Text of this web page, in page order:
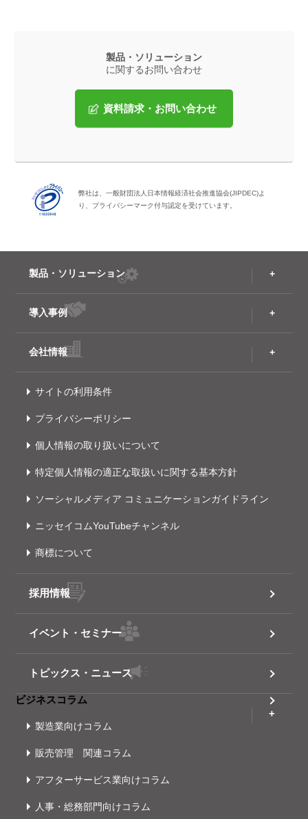
製品・ソリューション
に関するお問い合わせ
資料請求・お問い合わせ
弊社は、一般財団法人日本情報経済社会推進協会(JIPDEC)よ
り、プライバシーマーク付与認定を受けています。
製品・ソリューション
導入事例
会社情報
サイトの利用条件
プライバシーポリシー
個人情報の取り扱いについて
特定個人情報の適正な取扱いに関する基本方針
ソーシャルメディア コミュニケーションガイドライン
ニッセイコムYouTubeチャンネル
商標について
採用情報
イベント・セミナー
トピックス・ニュース
ビジネスコラム
製造業向けコラム
販売管理 関連コラム
アフターサービス業向けコラム
人事・総務部門向けコラム